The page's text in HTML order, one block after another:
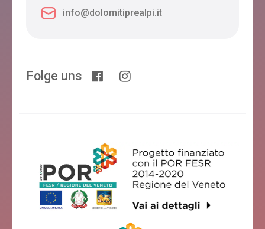
info@dolomitiprealpi.it
Folge uns